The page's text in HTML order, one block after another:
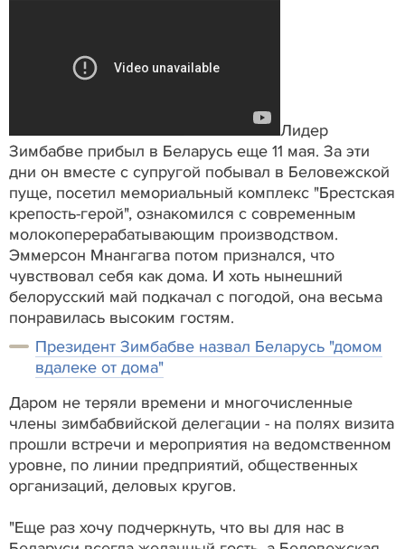
Лидер
Зимбабве прибыл в Беларусь еще 11 мая. За эти
дни он вместе с супругой побывал в Беловежской
пуще, посетил мемориальный комплекс "Брестская
крепость-герой", ознакомился с современным
молокоперерабатывающим производством.
Эммерсон Мнангагва потом признался, что
чувствовал себя как дома. И хоть нынешний
белорусский май подкачал с погодой, она весьма
понравилась высоким гостям.
Президент Зимбабве назвал Беларусь "домом
вдалеке от дома"
Даром не теряли времени и многочисленные
члены зимбабвийской делегации - на полях визита
прошли встречи и мероприятия на ведомственном
уровне, по линии предприятий, общественных
организаций, деловых кругов.
"Еще раз хочу подчеркнуть, что вы для нас в